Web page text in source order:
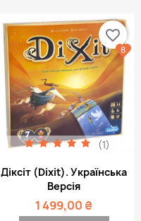
Діксіт (Dixit). Українська
Версія
1 499,00 ₴
(1)
favorite_border
8